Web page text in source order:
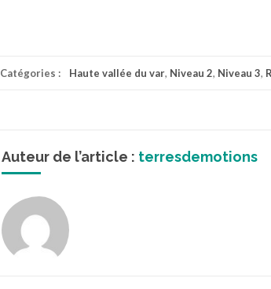
Catégories : Haute vallée du var, Niveau 2, Niveau 3,
Auteur de l’article : terresdemotions